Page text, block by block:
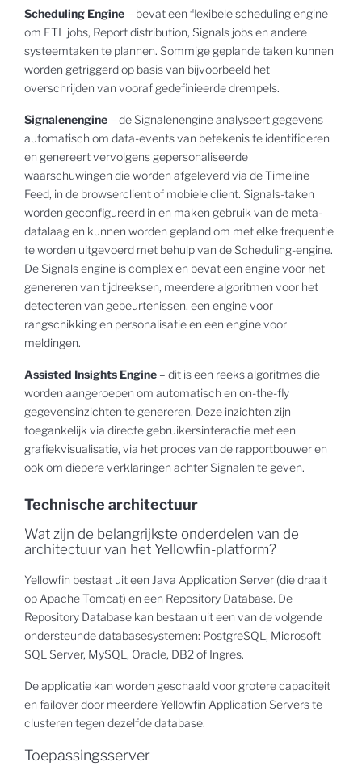
Scheduling Engine – bevat een flexibele scheduling engine
om ETL jobs, Report distribution, Signals jobs en andere
systeemtaken te plannen. Sommige geplande taken kunnen
worden getriggerd op basis van bijvoorbeeld het
overschrijden van vooraf gedefinieerde drempels.
Signalenengine – de Signalenengine analyseert gegevens
automatisch om data-events van betekenis te identificeren
en genereert vervolgens gepersonaliseerde
waarschuwingen die worden afgeleverd via de Timeline
Feed, in de browserclient of mobiele client. Signals-taken
worden geconfigureerd in en maken gebruik van de meta-
datalaag en kunnen worden gepland om met elke frequentie
te worden uitgevoerd met behulp van de Scheduling-engine.
De Signals engine is complex en bevat een engine voor het
genereren van tijdreeksen, meerdere algoritmen voor het
detecteren van gebeurtenissen, een engine voor
rangschikking en personalisatie en een engine voor
meldingen.
Assisted Insights Engine – dit is een reeks algoritmes die
worden aangeroepen om automatisch en on-the-fly
gegevensinzichten te genereren. Deze inzichten zijn
toegankelijk via directe gebruikersinteractie met een
grafiekvisualisatie, via het proces van de rapportbouwer en
ook om diepere verklaringen achter Signalen te geven.
Technische architectuur
Wat zijn de belangrijkste onderdelen van de
architectuur van het Yellowfin-platform?
Yellowfin bestaat uit een Java Application Server (die draait
op Apache Tomcat) en een Repository Database. De
Repository Database kan bestaan uit een van de volgende
ondersteunde databasesystemen: PostgreSQL, Microsoft
SQL Server, MySQL, Oracle, DB2 of Ingres.
De applicatie kan worden geschaald voor grotere capaciteit
en failover door meerdere Yellowfin Application Servers te
clusteren tegen dezelfde database.
Toepassingsserver